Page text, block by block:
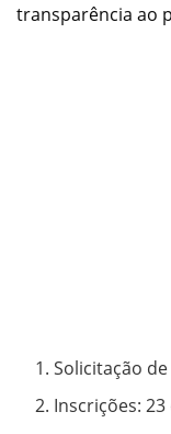
transparência ao
Solicitação
Inscrições: